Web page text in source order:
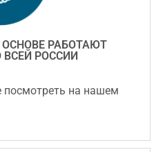
РАБОТАЮТ
РОССИИ
на нашем